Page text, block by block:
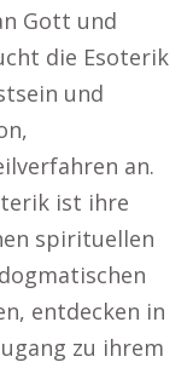
Gott und
die Esoterik
und
an.
ist ihre
spirituellen
entdecken in
zu ihrem